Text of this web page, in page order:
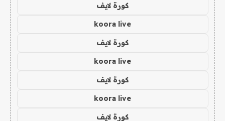
كورة لايف
koora live
كورة لايف
koora live
كورة لايف
koora live
كورة لايف